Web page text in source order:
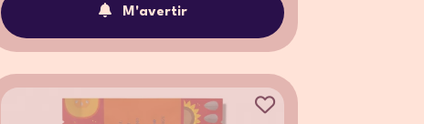
M'avertir